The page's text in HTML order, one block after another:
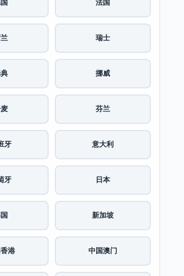
法国
瑞士
挪威
芬兰
牙 意大利
牙 日本
新加坡
港 中国澳门